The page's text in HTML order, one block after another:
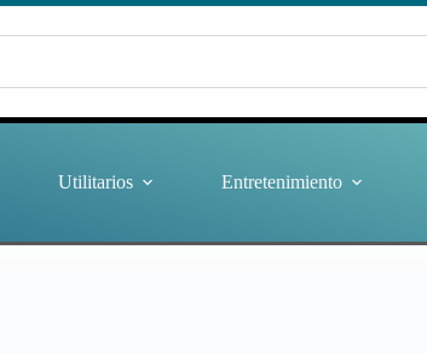
Utilitarios Entretenimiento